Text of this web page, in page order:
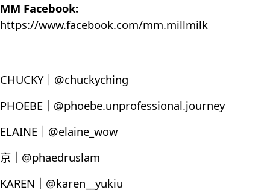
MM Facebook:
https://www.facebook.com/mm.millmilk
CHUCKY｜@chuckyching
PHOEBE｜@phoebe.unprofessional.journey
ELAINE｜@elaine_wow
京｜@phaedruslam
KAREN｜@karen__yukiu